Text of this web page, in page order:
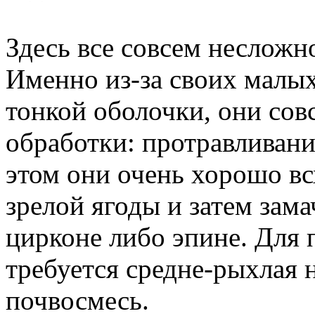
Здесь все совсем
Именно из-за своих
тонкой оболочки, они
обработки:
этом они очень хорошо
зрелой ягоды и затем
цирконе либо эпине. Для
требуется средне-
почвосмесь.